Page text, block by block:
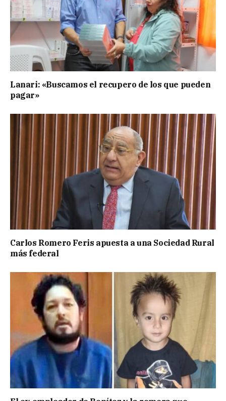
Lanari: «Buscamos el recupero de los que pueden
pagar»
Carlos Romero Feris apuesta a una Sociedad Rural
más federal